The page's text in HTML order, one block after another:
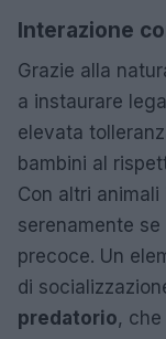
Interazione
Grazie alla
a instaurare
elevata
bambini al
Con altri
serenamente
precoce. Un
di
predatorio,